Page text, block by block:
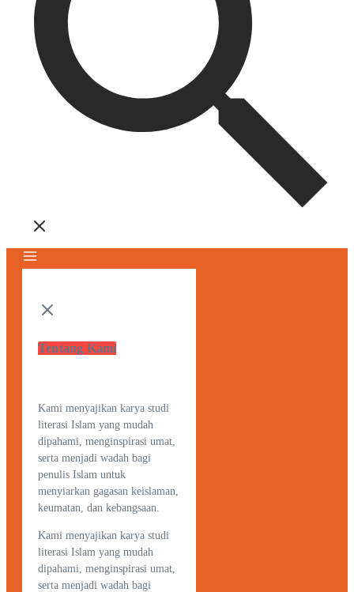
Tentang Kami
Kami menyajikan karya studi
literasi Islam yang mudah
dipahami, menginspirasi umat,
serta menjadi wadah bagi
penulis Islam untuk
menyiarkan gagasan keislaman,
keumatan, dan kebangsaan.
Kami menyajikan karya studi
literasi Islam yang mudah
dipahami, menginspirasi umat,
serta menjadi wadah bagi